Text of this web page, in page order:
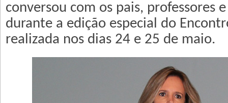
conversou com os pais, professores
durante a edição especial do
realizada nos dias 24 e 25 de maio.